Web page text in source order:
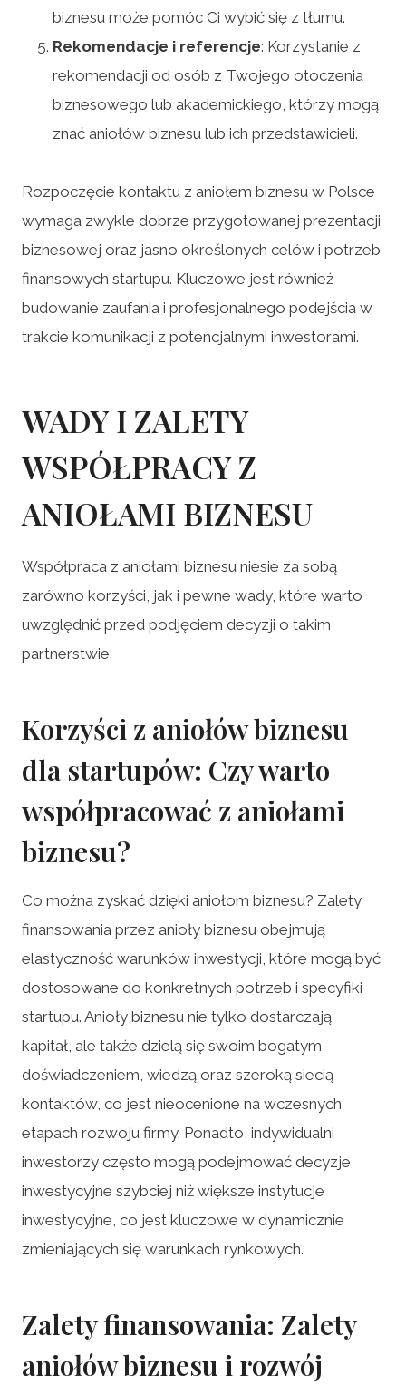
biznesu może pomóc Ci wybić się z tłumu.
Rekomendacje i referencje: Korzystanie z
rekomendacji od osób z Twojego otoczenia
biznesowego lub akademickiego, którzy mogą
znać aniołów biznesu lub ich przedstawicieli.
Rozpoczęcie kontaktu z aniołem biznesu w Polsce
wymaga zwykle dobrze przygotowanej prezentacji
biznesowej oraz jasno określonych celów i potrzeb
finansowych startupu. Kluczowe jest również
budowanie zaufania i profesjonalnego podejścia w
trakcie komunikacji z potencjalnymi inwestorami.
WADY I ZALETY
WSPÓŁPRACY Z
ANIOŁAMI BIZNESU
Współpraca z aniołami biznesu niesie za sobą
zarówno korzyści, jak i pewne wady, które warto
uwzględnić przed podjęciem decyzji o takim
partnerstwie.
Korzyści z aniołów biznesu
dla startupów: Czy warto
współpracować z aniołami
biznesu?
Co można zyskać dzięki aniołom biznesu? Zalety
finansowania przez anioły biznesu obejmują
elastyczność warunków inwestycji, które mogą być
dostosowane do konkretnych potrzeb i specyfiki
startupu. Anioły biznesu nie tylko dostarczają
kapitał, ale także dzielą się swoim bogatym
doświadczeniem, wiedzą oraz szeroką siecią
kontaktów, co jest nieocenione na wczesnych
etapach rozwoju firmy. Ponadto, indywidualni
inwestorzy często mogą podejmować decyzje
inwestycyjne szybciej niż większe instytucje
inwestycyjne, co jest kluczowe w dynamicznie
zmieniających się warunkach rynkowych.
Zalety finansowania: Zalety
aniołów biznesu i rozwój